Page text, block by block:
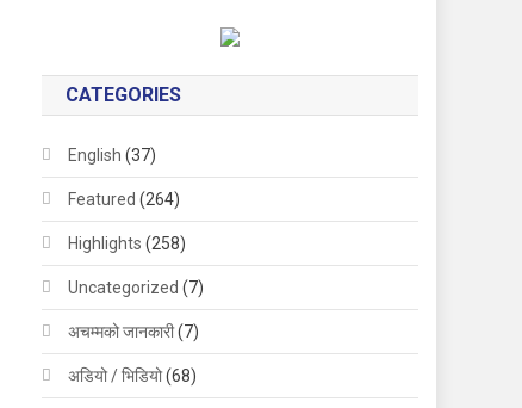
CATEGORIES
English (37)
Featured (264)
Highlights (258)
Uncategorized (7)
अचम्मको जानकारी(7)
अडियो / भिडियो(68)